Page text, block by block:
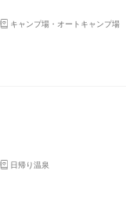
キャンプ場・オートキャンプ場
日帰り温泉